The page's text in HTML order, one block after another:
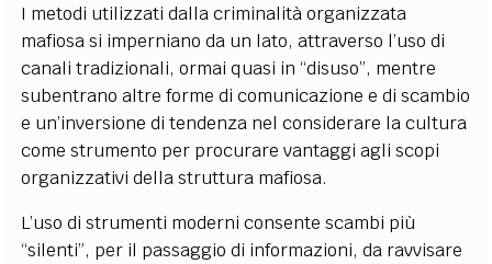
I metodi utilizzati dalla criminalità organizzata
mafiosa si imperniano da un lato, attraverso l’uso di
canali tradizionali, ormai quasi in “disuso”, mentre
subentrano altre forme di comunicazione e di scambio
e un’inversione di tendenza nel considerare la cultura
come strumento per procurare vantaggi agli scopi
organizzativi della struttura mafiosa.
L’uso di strumenti moderni consente scambi più
“silenti”, per il passaggio di informazioni, da ravvisare